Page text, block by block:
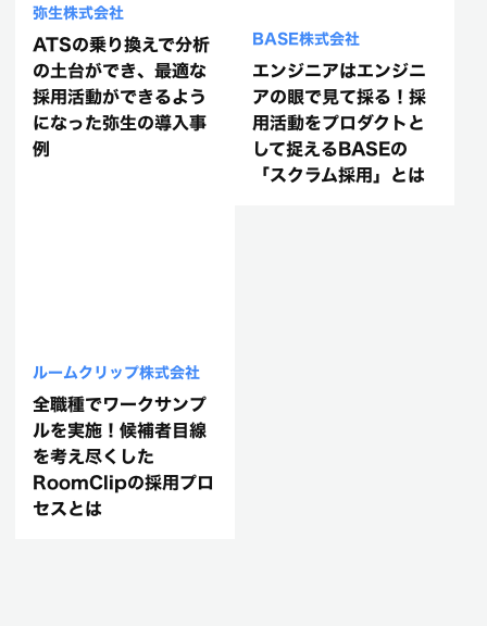
弥生株式会社
ATSの乗り換えで分析
の土台ができ、最適な
採用活動ができるよう
になった弥生の導入事
例
BASE株式会社
エンジニアはエンジニ
アの眼で見て採る！採
用活動をプロダクトと
して捉えるBASEの
「スクラム採用」とは
ルームクリップ株式会社
全職種でワークサンプ
ルを実施！候補者目線
を考え尽くした
RoomClipの採用プロ
セスとは